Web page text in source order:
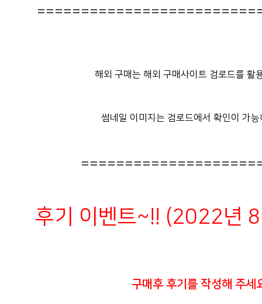
해외 구매는 해외 구매사이트 검로드를 활
썸네일 이미지는 검로드에서 확인이 가능
후기 이벤트~!! (2022년
구매후 후기를 작성해 주세